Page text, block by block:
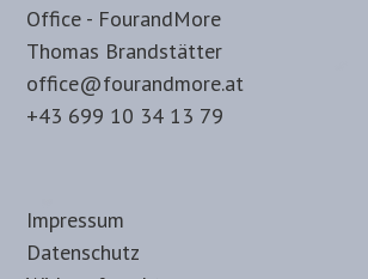
Office - FourandMore
Thomas Brandstätter
office@fourandmore.at
+43 699 10 34 13 79
Impressum
Datenschutz